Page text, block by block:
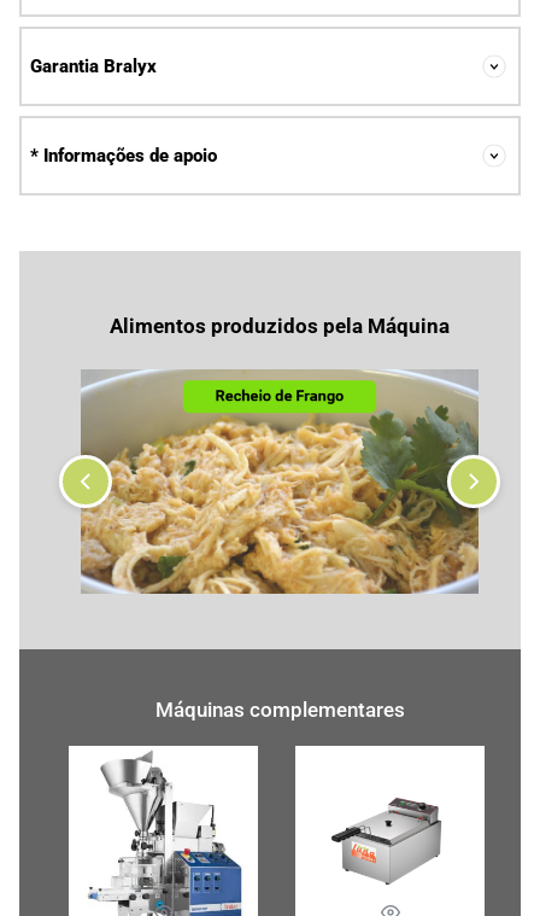
Garantia Bralyx
* Informações de apoio
Alimentos produzidos pela Máquina
Máquinas complementares